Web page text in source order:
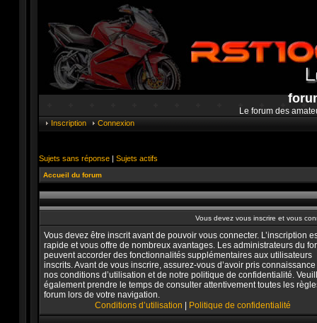
Le forum des
Inscription Connexion
Sujets sans réponse | Sujets actifs
Accueil du forum
Vous devez vous inscrire et vous
Vous devez être inscrit avant de pouvoir vous connecter. L’inscription
rapide et vous offre de nombreux avantages. Les administrateurs du
peuvent accorder des fonctionnalités supplémentaires aux utilisateurs
inscrits. Avant de vous inscrire, assurez-vous d’avoir pris
nos conditions d’utilisation et de notre politique de confidentialité.
également prendre le temps de consulter attentivement toutes les
forum lors de votre navigation.
Conditions d’utilisation
Politique de confidentialité